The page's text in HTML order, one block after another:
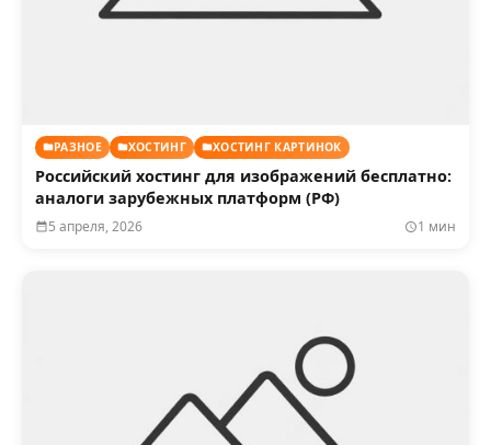
РАЗНОЕ ХОСТИНГ ХОСТИНГ КАРТИНОК
Российский хостинг для изображений бесплатно:
аналоги зарубежных платформ (РФ)
5 апреля, 2026 1 мин